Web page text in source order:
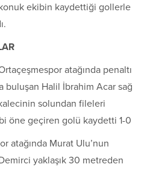
ekibin kaydettiği gollerle
atağında penaltı
buluşan Halil İbrahim Acar sağ
solundan fileleri
öne geçiren golü kaydetti 1-0
atağında Murat Ulu’nun
yaklaşık 30 metreden